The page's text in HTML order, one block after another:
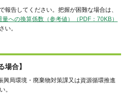
報告してください。把握が困難な場合は、
への換算係数（参考値）（PDF：70KB）
い。
場合】
局環境・廃棄物対策課又は資源循環推進
。